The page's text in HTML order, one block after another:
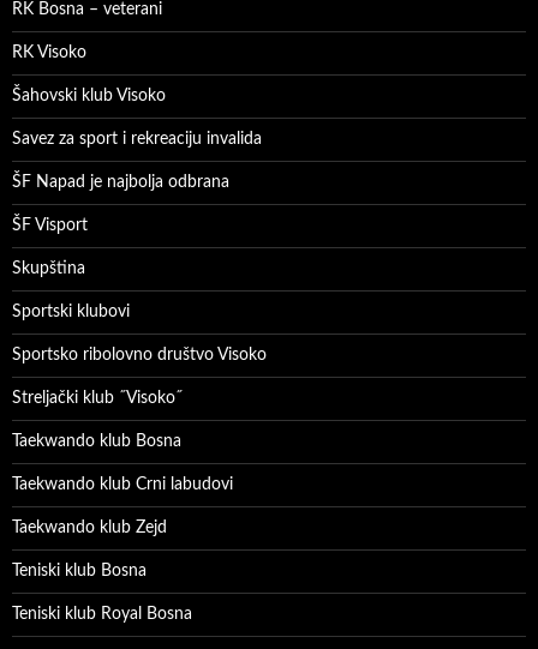
RK Bosna – veterani
RK Visoko
Šahovski klub Visoko
Savez za sport i rekreaciju invalida
ŠF Napad je najbolja odbrana
ŠF Visport
Skupština
Sportski klubovi
Sportsko ribolovno društvo Visoko
Streljački klub ˝Visoko˝
Taekwando klub Bosna
Taekwando klub Crni labudovi
Taekwando klub Zejd
Teniski klub Bosna
Teniski klub Royal Bosna